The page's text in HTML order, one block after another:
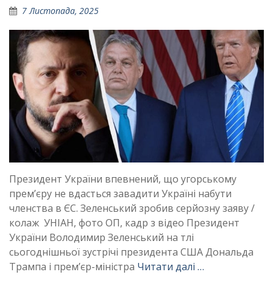
7 Листопада, 2025
Президент України впевнений, що угорському
прем’єру не вдасться завадити Україні набути
членства в ЄС. Зеленський зробив серйозну заяву /
колаж УНІАН, фото ОП, кадр з відео Президент
України Володимир Зеленський на тлі
сьогоднішньої зустрічі президента США Дональда
Трампа і прем’єр-міністра Читати далі …